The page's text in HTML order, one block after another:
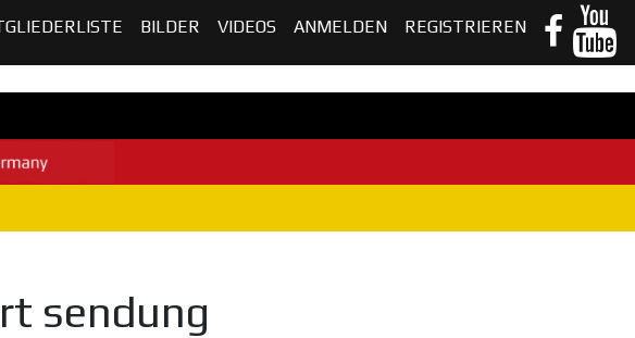
BILDER VIDEOS ANMELDEN REGISTRIEREN
sendung